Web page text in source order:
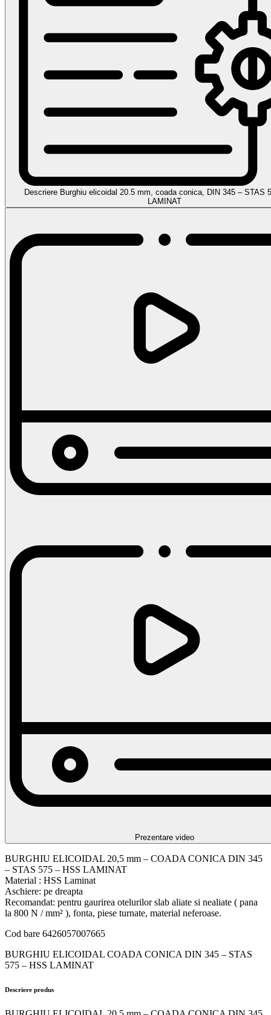
Descriere Burghiu elicoidal 20.5 mm, coada conica, DIN 345 – STAS
LAMINAT
Prezentare video
BURGHIU ELICOIDAL 20,5 mm – COADA CONICA DIN 345
– STAS 575 – HSS LAMINAT
Material : HSS Laminat
Aschiere: pe dreapta
Recomandat: pentru gaurirea otelurilor slab aliate si nealiate ( pana
la 800 N / mm² ), fonta, piese turnate, material neferoase.
Cod bare 6426057007665
BURGHIU ELICOIDAL COADA CONICA DIN 345 – STAS
575 – HSS LAMINAT
Descriere produs